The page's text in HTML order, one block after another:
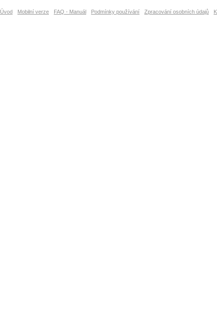
Úvod Mobilní verze FAQ - Manuál Podmínky používání Zpracování osobních údajů